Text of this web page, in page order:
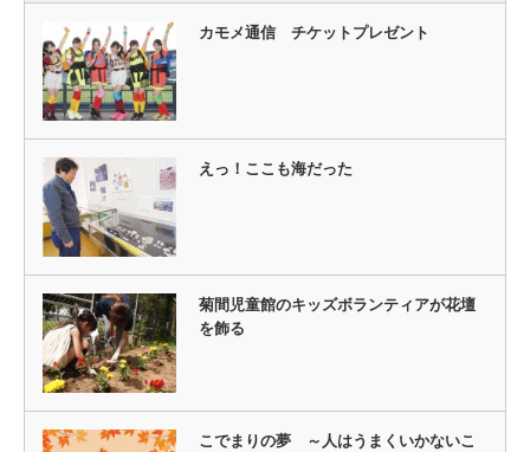
カモメ通信 チケットプレゼント
えっ！ここも海だった
菊間児童館のキッズボランティアが花壇
を飾る
こでまりの夢 ～人はうまくいかないこ